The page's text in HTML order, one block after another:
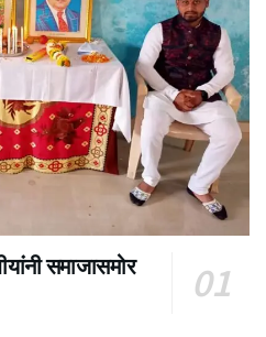
समाजासमोर